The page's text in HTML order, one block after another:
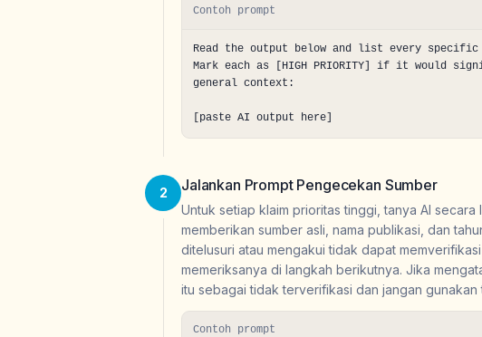
Contoh prompt
Read the output below and list every
Mark each as [HIGH PRIORITY] if it would
general context:
[paste AI output here]
2 Jalankan Prompt Pengecekan Sumber
Untuk setiap klaim prioritas tinggi, tanya AI
memberikan sumber asli, nama publikasi, dan
ditelusuri atau mengakui tidak dapat
memeriksanya di langkah berikutnya. Jika
itu sebagai tidak terverifikasi dan jangan
Contoh prompt